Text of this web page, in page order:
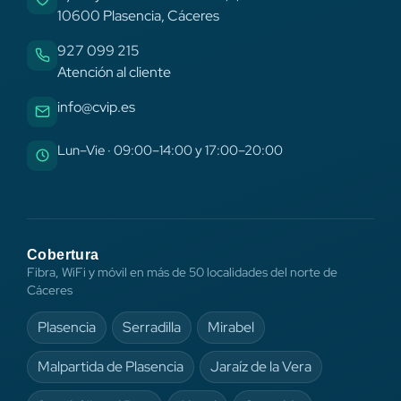
10600 Plasencia, Cáceres
927 099 215
Atención al cliente
info@cvip.es
Lun–Vie · 09:00–14:00 y 17:00–20:00
Cobertura
Fibra, WiFi y móvil en más de 50 localidades del norte de
Cáceres
Plasencia Serradilla Mirabel
Malpartida de Plasencia Jaraíz de la Vera